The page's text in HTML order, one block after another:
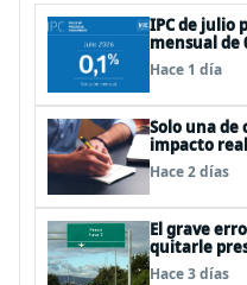
IPC de julio
mensual de
Hace 1 día
Solo una de
impacto
según el
Hace 2 días
El grave
quitarle
vial del Biobío
Hace 3 días